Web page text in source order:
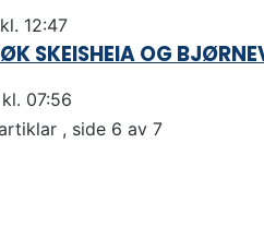
12:47
SKEISHEIA OG
07:56
, side 6 av 7